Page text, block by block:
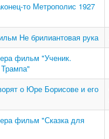
то Метрополис 1927
Не брилиантовая рука
фильм "Ученик.
о Юре Борисове и его
фильм "Сказка для